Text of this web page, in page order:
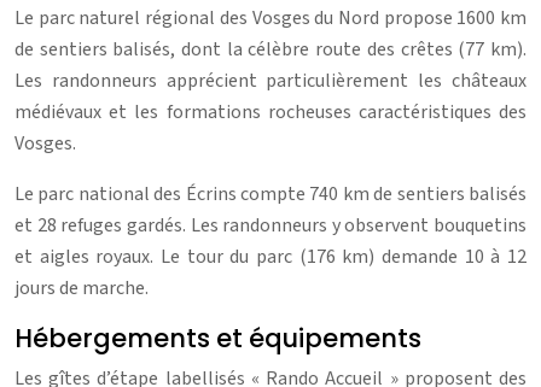
Le parc naturel régional des Vosges du Nord propose 1600 km
de sentiers balisés, dont la célèbre route des crêtes (77 km).
Les randonneurs apprécient particulièrement les châteaux
médiévaux et les formations rocheuses caractéristiques des
Vosges.
Le parc national des Écrins compte 740 km de sentiers balisés
et 28 refuges gardés. Les randonneurs y observent bouquetins
et aigles royaux. Le tour du parc (176 km) demande 10 à 12
jours de marche.
Hébergements et équipements
Les gîtes d’étape labellisés « Rando Accueil » proposent des